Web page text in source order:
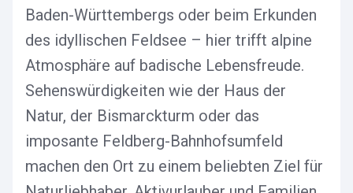
Baden-Württembergs oder beim Erkunden
des idyllischen Feldsee – hier trifft alpine
Atmosphäre auf badische Lebensfreude.
Sehenswürdigkeiten wie der Haus der
Natur, der Bismarckturm oder das
imposante Feldberg-Bahnhofsumfeld
machen den Ort zu einem beliebten Ziel für